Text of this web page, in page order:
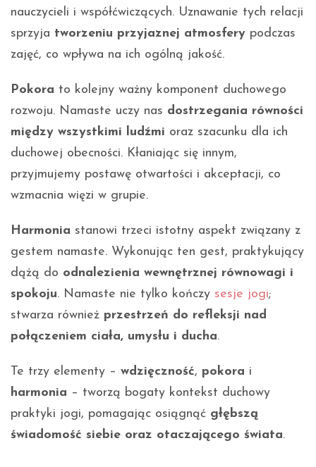
nauczycieli i współćwiczących. Uznawanie tych relacji
sprzyja tworzeniu przyjaznej atmosfery podczas
zajęć, co wpływa na ich ogólną jakość.
Pokora to kolejny ważny komponent duchowego
rozwoju. Namaste uczy nas dostrzegania równości
między wszystkimi ludźmi oraz szacunku dla ich
duchowej obecności. Kłaniając się innym,
przyjmujemy postawę otwartości i akceptacji, co
wzmacnia więzi w grupie.
Harmonia stanowi trzeci istotny aspekt związany z
gestem namaste. Wykonując ten gest, praktykujący
dążą do odnalezienia wewnętrznej równowagi i
spokoju. Namaste nie tylko kończy sesje jogi;
stwarza również przestrzeń do refleksji nad
połączeniem ciała, umysłu i ducha.
Te trzy elementy – wdzięczność, pokora i
harmonia – tworzą bogaty kontekst duchowy
praktyki jogi, pomagając osiągnąć głębszą
świadomość siebie oraz otaczającego świata.